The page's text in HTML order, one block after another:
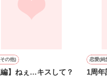
の他)
編】ねぇ…キスして？
恋愛(純
1周